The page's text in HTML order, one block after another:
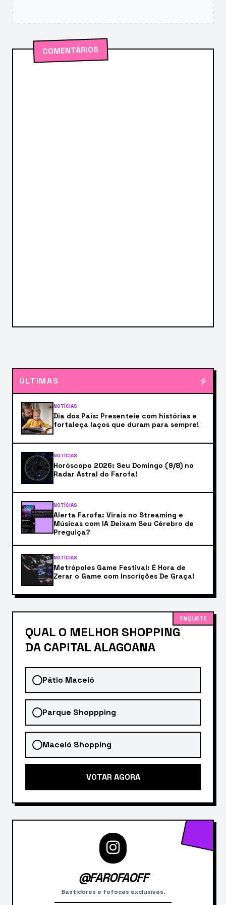
COMENTÁRIOS
ÚLTIMAS
NOTÍCIAS
Dia dos Pais: Presenteie com histórias e
fortaleça laços que duram para sempre!
NOTÍCIAS
Horóscopo 2026: Seu Domingo (9/8) no
Radar Astral do Farofa!
NOTÍCIAS
Alerta Farofa: Virais no Streaming e
Músicas com IA Deixam Seu Cérebro de
Preguiça?
NOTÍCIAS
Metrópoles Game Festival: É Hora de
Zerar o Game com Inscrições De Graça!
ENQUETE
QUAL O MELHOR SHOPPING
DA CAPITAL ALAGOANA
Pátio Maceió
Parque Shoppping
Maceió Shopping
VOTAR AGORA
@FAROFAOFF
Bastidores e fofocas exclusivas.